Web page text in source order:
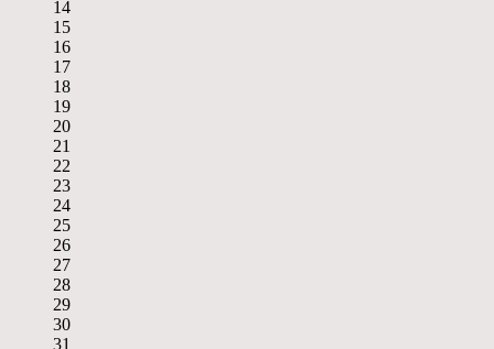
14
15
16
17
18
19
20
21
22
23
24
25
26
27
28
29
30
31